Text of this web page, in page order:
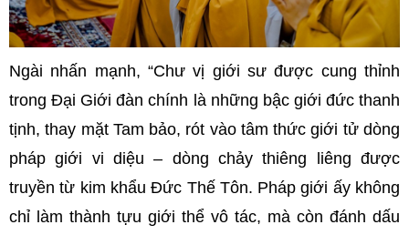
Ngài nhấn mạnh, “Chư vị giới sư được cung thỉnh
trong Đại Giới đàn chính là những bậc giới đức thanh
tịnh, thay mặt Tam bảo, rót vào tâm thức giới tử dòng
pháp giới vi diệu – dòng chảy thiêng liêng được
truyền từ kim khẩu Đức Thế Tôn. Pháp giới ấy không
chỉ làm thành tựu giới thể vô tác, mà còn đánh dấu